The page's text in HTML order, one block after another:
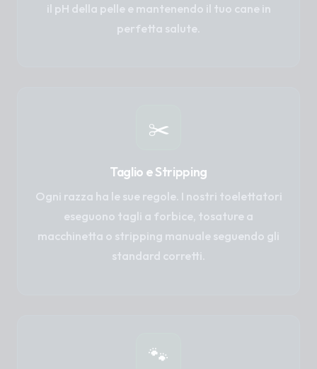
il pH della pelle e mantenendo il tuo cane in
perfetta salute.
✂️
Taglio e Stripping
Ogni razza ha le sue regole. I nostri toelettatori
eseguono tagli a forbice, tosature a
macchinetta o stripping manuale seguendo gli
standard corretti.
🐾